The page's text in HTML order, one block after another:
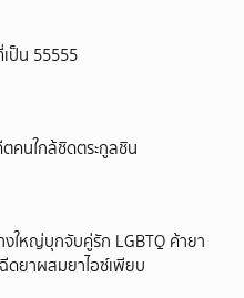
ป็น 55555
คนใกล้ชิดตระกูลชิน
ใหญ่บุกจับคู่รัก LGBTQ ค้ายา
ดยาผสมยาไอซ์เพียบ